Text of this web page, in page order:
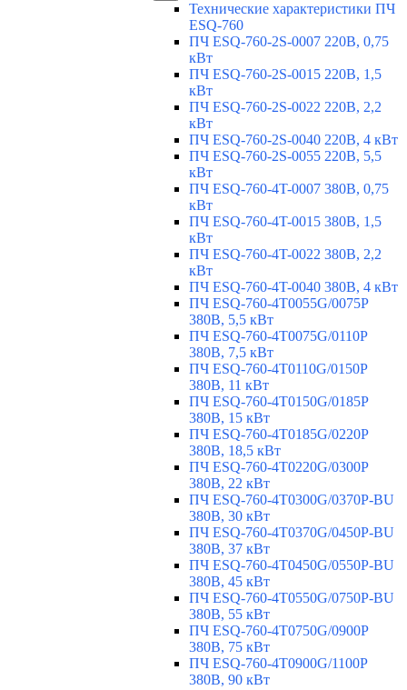
Технические характеристики ПЧ
ESQ-760
ПЧ ESQ-760-2S-0007 220В, 0,75
кВт
ПЧ ESQ-760-2S-0015 220В, 1,5
кВт
ПЧ ESQ-760-2S-0022 220В, 2,2
кВт
ПЧ ESQ-760-2S-0040 220В, 4 кВт
ПЧ ESQ-760-2S-0055 220В, 5,5
кВт
ПЧ ESQ-760-4T-0007 380В, 0,75
кВт
ПЧ ESQ-760-4T-0015 380В, 1,5
кВт
ПЧ ESQ-760-4T-0022 380В, 2,2
кВт
ПЧ ESQ-760-4T-0040 380В, 4 кВт
ПЧ ESQ-760-4T0055G/0075P
380В, 5,5 кВт
ПЧ ESQ-760-4T0075G/0110P
380В, 7,5 кВт
ПЧ ESQ-760-4T0110G/0150P
380В, 11 кВт
ПЧ ESQ-760-4T0150G/0185P
380В, 15 кВт
ПЧ ESQ-760-4T0185G/0220P
380В, 18,5 кВт
ПЧ ESQ-760-4T0220G/0300P
380В, 22 кВт
ПЧ ESQ-760-4T0300G/0370P-BU
380В, 30 кВт
ПЧ ESQ-760-4T0370G/0450P-BU
380В, 37 кВт
ПЧ ESQ-760-4T0450G/0550P-BU
380В, 45 кВт
ПЧ ESQ-760-4T0550G/0750P-BU
380В, 55 кВт
ПЧ ESQ-760-4T0750G/0900P
380В, 75 кВт
ПЧ ESQ-760-4T0900G/1100P
380В, 90 кВт